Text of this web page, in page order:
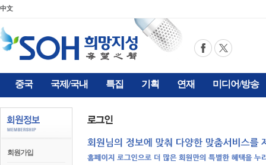
中文
중국 국제/국내 특집 기획 연재 미디어/방송
회원가입